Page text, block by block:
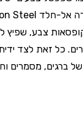
קופסאות צבע,
כל זאת לצד
ברגים, מסמרים